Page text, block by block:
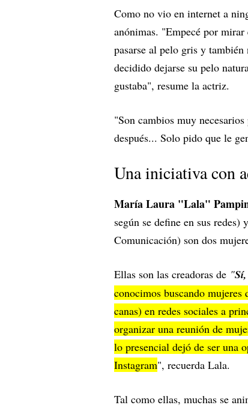
Como no vio en internet a
anónimas. "Empecé por mirar
pasarse al pelo gris y también
decidido dejarse su pelo
gustaba", resume la actriz.
"Son cambios muy
después... Solo pido que le
Una iniciativa con
María Laura "Lala"
según se define en sus redes) y
Comunicación) son dos
Ellas son las creadoras de "
conocimos buscando mujeres
canas) en redes sociales a
organizar una reunión de
lo presencial dejó de ser una
Instagram", recuerda Lala.
Tal como ellas, muchas se